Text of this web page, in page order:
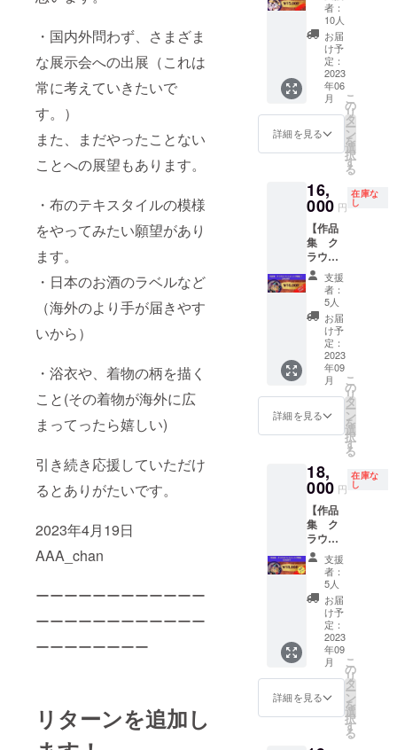
・国内外問わず、さまざま
な展示会への出展（これは
常に考えていきたいで
す。）
また、まだやったことない
ことへの展望もあります。
・布のテキスタイルの模様
をやってみたい願望があり
ます。
・日本のお酒のラベルなど
（海外のより手が届きやす
いから）
・浴衣や、着物の柄を描く
こと(その着物が海外に広
まってったら嬉しい)
引き続き応援していただけ
るとありがたいです。
2023年4月19日
AAA_chan
ーーーーーーーーーーーー
ーーーーーーーーーーーー
ーーーーーーーー
リターンを追加し
ムを通
して確
認でき
るお名
前に対
応させ
ていた
だきま
お食事
会へお
際の交
通費や
滞在費
はご負
担くだ
さい。
※「公共
の場所
で面会
しま
す」 ※
飲食代
込みの
価格で
ご記入
くださ
い。 ※
現地集
合で
す。 ※
現地ま
での交
通費及
び宿泊
い。 ※
原則会
でのお
手伝い
をして
いただ
きます
が、個
人の都
合を最
優先し
ます。
※現地で
スタッ
札をお
渡しし
書きに
なるか
は当の
本人も
わかり
ませ
ん。 お
楽しみ
に♪ ※備
考欄に
お名前
をご記
入くだ
さい。
※備考欄
にご記
載がな
い場
合、シ
ステム
を通し
て確認
できる
お名前
にて対
応させ
ていた
みにな
りま
る権】
5/20の
キック
オフと
して
「ス
ナック
あー
ちゃ
ん」と
題して
を開催
しま
す。 こ
ちらに
参加で
きる権
です！
限定10
名。会
場付近
のお店
で行い
ます。
時間：
19時〜
（2時間
程度）
エピ
ソード
を話し
たり、
ワイワ
イしま
しょ
う！ ※
飲食代
込みの
価格で
す。 ※
会場ま
での交
通費は
ご負担
くださ
者：
10人
お届
け予
定：
2023
年06
月
詳細を見る
こ
の
リ
タ
ー
ン
を
選
択
す
る
16,
000 円
在庫な
し
【作品
集 ク
ラウド
ファン
ディン
グ限
定！
20％OF
AAA_c
hanの初
めての
作品集
です。
作品30
点をお
作品集
とお礼
のお手
紙を心
を込め
てお届
けしま
す。 作
品集規
格：A4
サイ
ズ・
ハード
カバー
※備考欄
にお手
紙の宛
支援
者：
5人
お届
け予
定：
2023
年09
月
詳細を見る
こ
の
リ
タ
ー
ン
を
選
択
す
る
18,
000 円
在庫な
し
【作品
集 ク
ラウド
ファン
ディン
グ限
定！
10％OF
AAA_c
hanの初
めての
作品集
です。
作品30
点をお
支援
者：
5人
お届
け予
定：
2023
年09
月
詳細を見る
こ
の
リ
タ
ー
ン
を
選
択
す
る